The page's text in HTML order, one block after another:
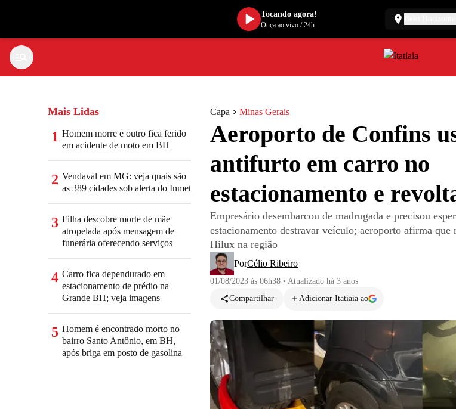
Capa Minas Gerais
Aeroporto de Confins
antifurto em carro no
estacionamento e
Empresário desembarcou de madrugada e precisou
estacionamento destravar veículo; aeroporto afirma
Hilux na região
PorCélio Ribeiro
01/08/2023 às 06h38 • Atualizado há 3 anos
Compartilhar
Adicionar Itatiaia ao
Mais Lidas
1 Homem morre e outro fica ferido
em acidente de moto em BH
2 Vendaval em MG: veja quais são
as 389 cidades sob alerta do Inmet
3 Filha descobre morte de mãe
atropelada após mensagem de
funerária oferecendo serviços
4 Carro fica dependurado em
estacionamento de prédio na
Grande BH; veja imagens
5 Homem é encontrado morto no
bairro Santo Antônio, em BH,
após briga em posto de gasolina
Tocando agora!
Ouça ao vivo/24h